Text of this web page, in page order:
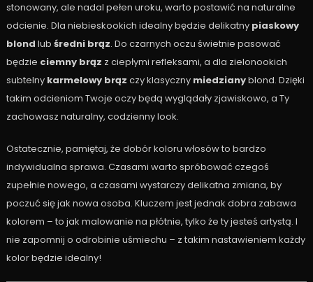
stonowany, ale nadal pełen uroku, warto postawić na naturalne
odcienie. Dla niebieskookich idealny będzie delikatny piaskowy
blond lub średni brąz. Do czarnych oczu świetnie pasować
będzie ciemny brąz z ciepłymi refleksami, a dla zielonookich
subtelny karmelowy brąz czy klasyczny miedzianyblond. Dzięki
takim odcieniom Twoje oczy będą wyglądały zjawiskowo, a Ty
zachowasz naturalny, codzienny look.
Ostatecznie, pamiętaj, że dobór koloru włosów to bardzo
indywidualna sprawa. Czasami warto spróbować czegoś
zupełnie nowego, a czasami wystarczy delikatna zmiana, by
poczuć się jak nowa osoba. Kluczem jest jednak dobra zabawa
kolorem – to jak malowanie na płótnie, tylko że ty jesteś artystą. I
nie zapomnij o odrobinie uśmiechu – z takim nastawieniem każdy
kolor będzie idealny!